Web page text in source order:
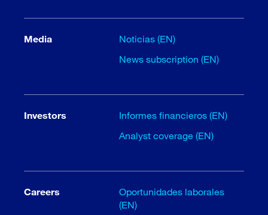
Media
Noticias (EN)
News subscription (EN)
Investors
Informes financieros (EN)
Analyst coverage (EN)
Careers
Oportunidades laborales
(EN)